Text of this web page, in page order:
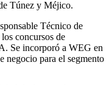
Túnez y Méjico.
Técnico de
concursos de
Se incorporó a WEG en
negocio para el segmento